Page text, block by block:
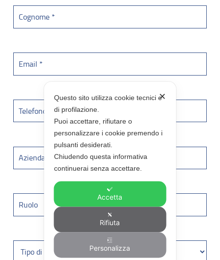
✕
Questo sito utilizza cookie tecnici e
di profilazione.
Puoi accettare, rifiutare o
personalizzare i cookie premendo i
pulsanti desiderati.
Chiudendo questa informativa
continuerai senza accettare.
Accetta
Rifiuta
Personalizza